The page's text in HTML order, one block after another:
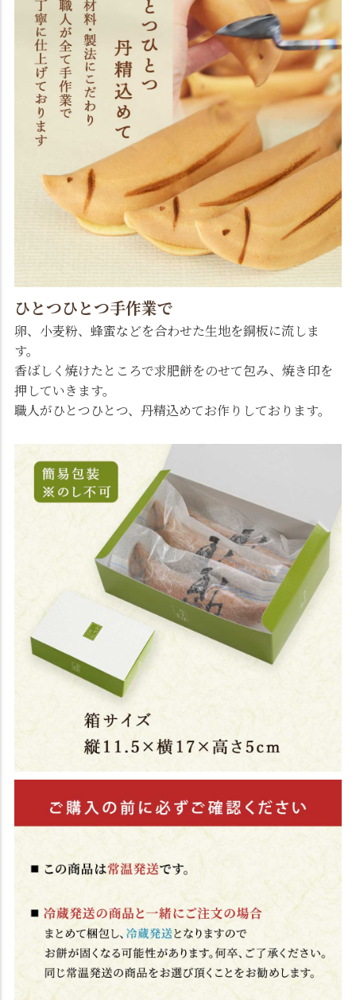
ひとつひとつ手作業で
卵、小麦粉、蜂蜜などを合わせた生地を銅板に流しま
す。
香ばしく焼けたところで求肥餅をのせて包み、焼き印を
押していきます。
職人がひとつひとつ、丹精込めてお作りしております。